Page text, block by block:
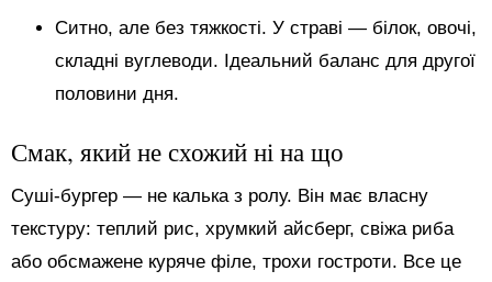
Ситно, але без тяжкості. У страві — білок, овочі,
складні вуглеводи. Ідеальний баланс для другої
половини дня.
Смак, який не схожий ні на що
Суші-бургер — не калька з ролу. Він має власну
текстуру: теплий рис, хрумкий айсберг, свіжа риба
або обсмажене куряче філе, трохи гостроти. Все це